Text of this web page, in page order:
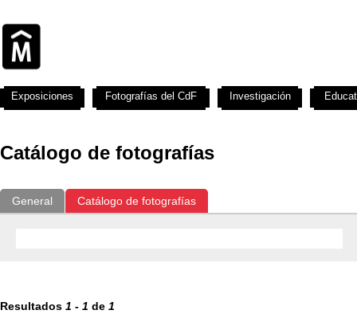
Catálogo de fotografías
General Catálogo de fotografías
Resultados 1 - 1 de 1
Exposiciones Fotografías del CdF Investigación